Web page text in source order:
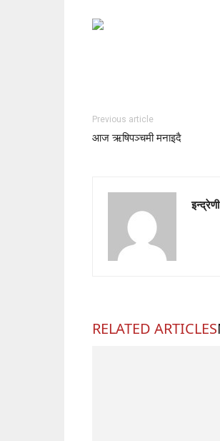
Previous article
आज ऋषिपञ्चमी मनाइदै
RELATED ARTICLES